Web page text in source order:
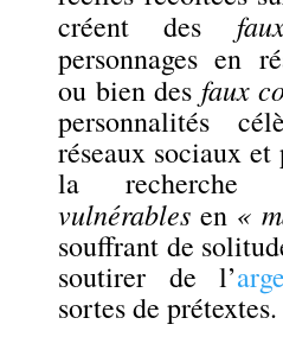
créent des
personnages en
ou bien des faux
personnalités
réseaux sociaux
la recherche
vulnérables en «
souffrant de
soutirer de l’
sortes de prétextes.